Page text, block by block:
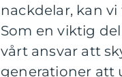
nackdelar, kan
Som en viktig
vårt ansvar att
generationer att